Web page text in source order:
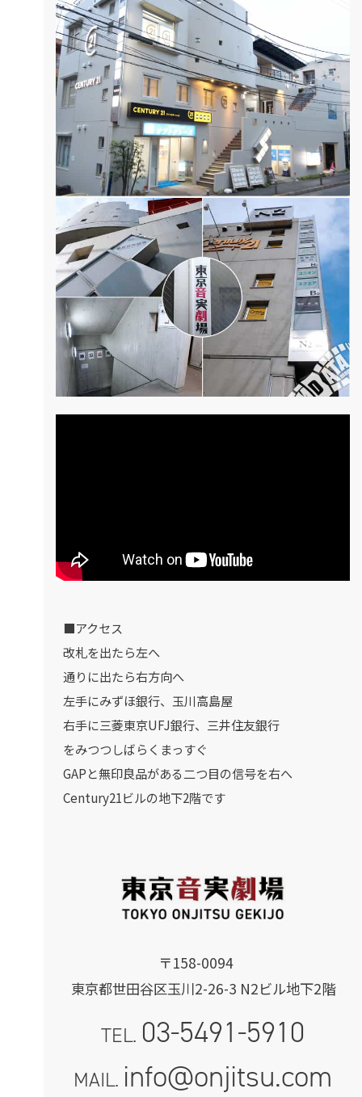
〒158-0094
東京都世田谷区玉川2-26-3 N2ビル地下2階
TEL. 03-5491-5910
MAIL. info@onjitsu.com
■アクセス
改札を出たら左へ
通りに出たら右方向へ
左手にみずほ銀行、玉川高島屋
右手に三菱東京UFJ銀行、三井住友銀行
をみつつしばらくまっすぐ
GAPと無印良品がある二つ目の信号を右へ
Century21ビルの地下2階です